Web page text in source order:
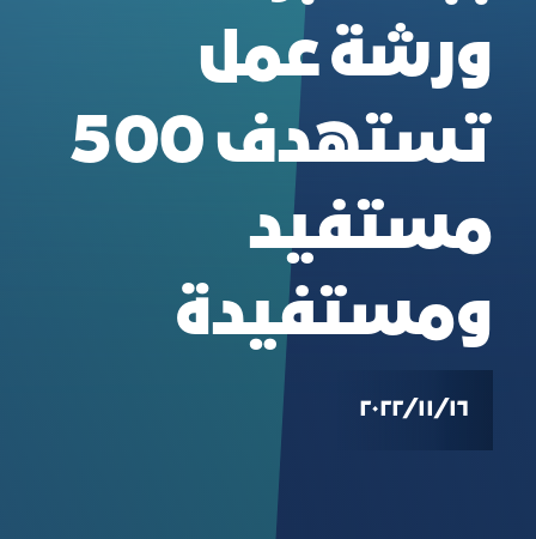
ورشة عمل
تستهدف 500
مستفيد
ومستفيدة
١٦‏/١١‏/٢٠٢٢